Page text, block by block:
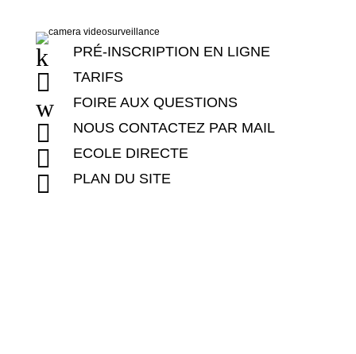
k PRÉ-INSCRIPTION EN LIGNE
 TARIFS
w FOIRE AUX QUESTIONS
 NOUS CONTACTEZ PAR MAIL
 ECOLE DIRECTE
 PLAN DU SITE